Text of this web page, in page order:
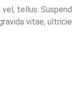
vel, tellus.
vitae,